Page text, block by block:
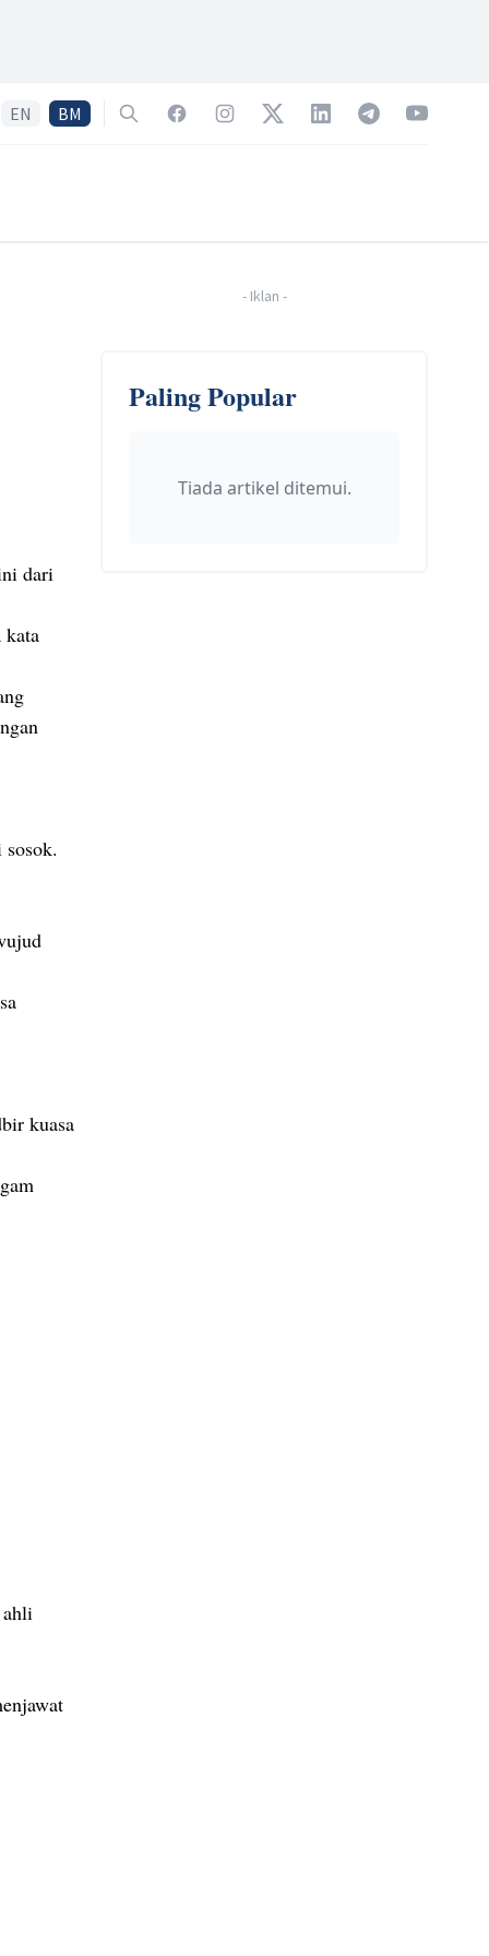
EN BM SearchFacebookInstagramTwitterLinkedInTelegramYouTube
dari
kata
kuasa
ahli
- Iklan -
Paling Popular
Tiada artikel ditemui.